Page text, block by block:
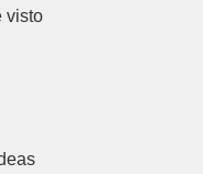
visto